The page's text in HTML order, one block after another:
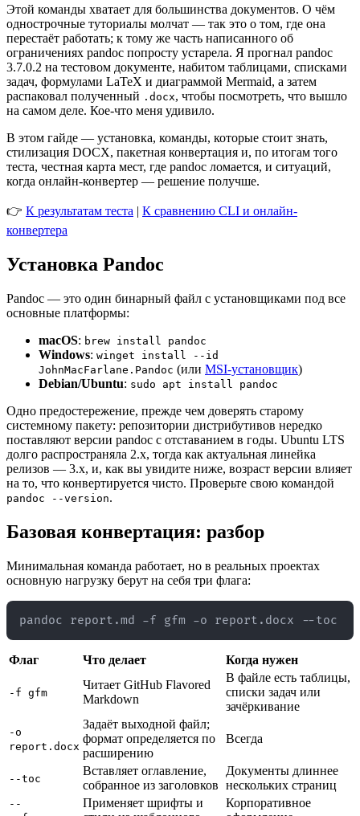
Этой команды хватает для большинства документов. О чём
однострочные туториалы молчат — так это о том, где она
перестаёт работать; к тому же часть написанного об
ограничениях pandoc попросту устарела. Я прогнал pandoc
3.7.0.2 на тестовом документе, набитом таблицами, списками
задач, формулами LaTeX и диаграммой Mermaid, а затем
распаковал полученный .docx, чтобы посмотреть, что вышло
на самом деле. Кое-что меня удивило.
В этом гайде — установка, команды, которые стоит знать,
стилизация DOCX, пакетная конвертация и, по итогам того
теста, честная карта мест, где pandoc ломается, и ситуаций,
когда онлайн-конвертер — решение получше.
👉 К результатам теста | К сравнению CLI и онлайн-
конвертера
Установка Pandoc
Pandoc — это один бинарный файл с установщиками под все
основные платформы:
macOS: brew install pandoc
Windows: winget install --id
JohnMacFarlane.Pandoc (или MSI-установщик)
Debian/Ubuntu: sudo apt install pandoc
Одно предостережение, прежде чем доверять старому
системному пакету: репозитории дистрибутивов нередко
поставляют версии pandoc с отставанием в годы. Ubuntu LTS
долго распространяла 2.x, тогда как актуальная линейка
релизов — 3.x, и, как вы увидите ниже, возраст версии влияет
на то, что конвертируется чисто. Проверьте свою командой
pandoc --version.
Базовая конвертация: разбор
Минимальная команда работает, но в реальных проектах
основную нагрузку берут на себя три флага:
Флаг Что делает Когда нужен
-f gfm
Читает GitHub Flavored
Markdown
В файле есть таблицы,
списки задач или
зачёркивание
-o
report.docx
Задаёт выходной файл;
формат определяется по
расширению
Всегда
--toc
Вставляет оглавление,
собранное из заголовков
Документы длиннее
нескольких страниц
--
Применяет шрифты и
Корпоративное